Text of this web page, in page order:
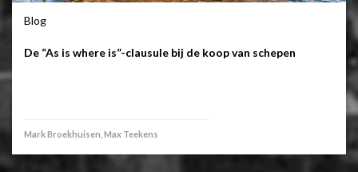
Blog
De “As is where is”-clausule bij de koop van schepen
Mark Broekhuisen, Max Teekens